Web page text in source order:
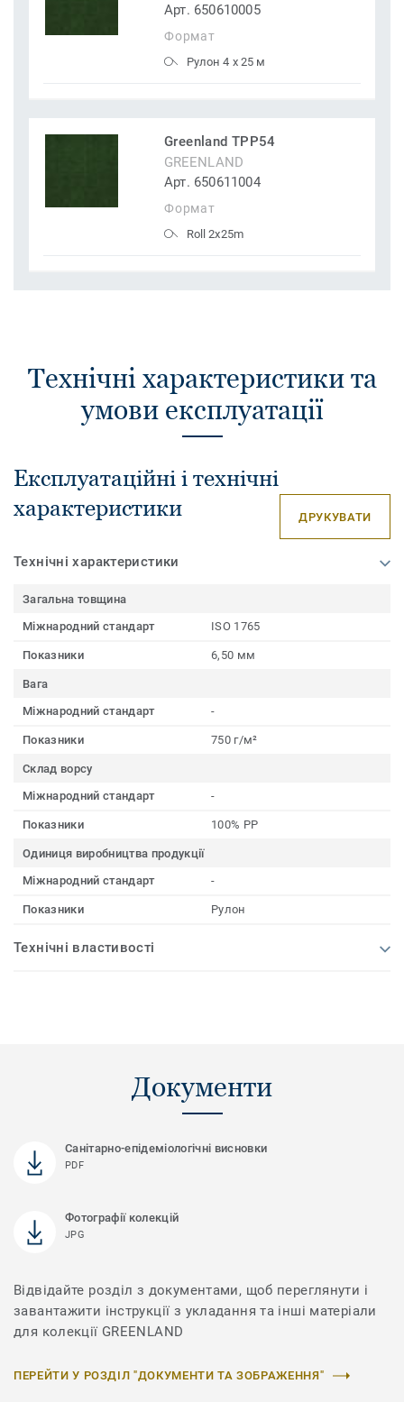
Арт. 650610005
Формат
Рулон 4 x 25 м
Greenland TPP54
GREENLAND
Арт. 650611004
Формат
Roll 2x25m
Технічні характеристики та
умови експлуатації
Експлуатаційні і технічні
характеристики
ДРУКУВАТИ
Технічні характеристики
Загальна товщина
Міжнародний стандарт
ISO 1765
Показники 6,50 мм
Вага
Міжнародний стандарт
-
Показники 750 г/м²
Склад ворсу
Міжнародний стандарт
-
Показники 100% PP
Одиниця виробництва продукції
Міжнародний стандарт
-
Показники Рулон
Технічні властивості
Документи
Санітарно-епідеміологічні висновки
PDF
Фотографії колекцій
JPG
Відвідайте розділ з документами, щоб переглянути і
завантажити інструкції з укладання та інші матеріали
для колекції GREENLAND
ПЕРЕЙТИ У РОЗДІЛ "ДОКУМЕНТИ ТА ЗОБРАЖЕННЯ"